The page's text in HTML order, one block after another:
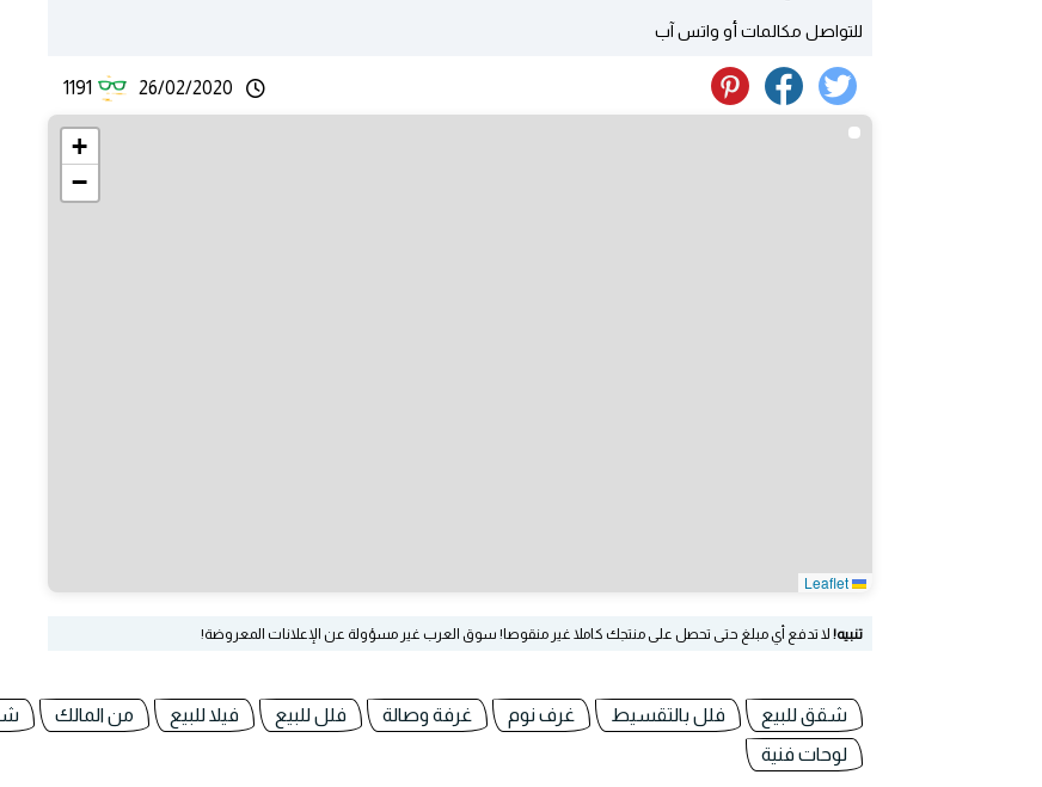
للتواصل مكالمات أو واتس آب
26/02/2020
1191
+
−
تنبيه! لا تدفع أي مبلغ حتى تحصل على منتجك كاملا غير منقوصا! سوق العرب غير مسؤولة عن الإعلانات المعروضة!
شقق للبيع فلل بالتقسيط غرف نوم غرفة وصالة فلل للبيع فيلا للبيع من المالك
لوحات فنية